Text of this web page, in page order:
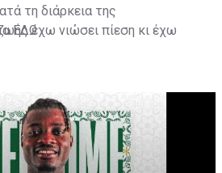
τη διάρκεια της
έχω νιώσει πίεση κι έχω
ΕΔΩ